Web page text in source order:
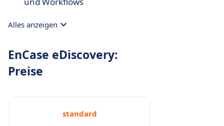
Alles anzeigen
EnCase eDiscovery:
Preise
standard